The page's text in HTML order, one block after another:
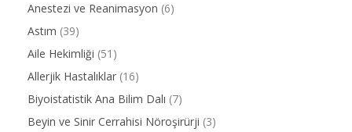
Anestezi ve Reanimasyon (6)
Astım (39)
Aile Hekimliği (51)
Allerjik Hastalıklar (16)
Biyoistatistik Ana Bilim Dalı (7)
Beyin ve Sinir Cerrahisi Nöroşirürji (3)